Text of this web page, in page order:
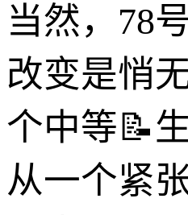
当然，78
改变是悄
个中等📝
从一个紧